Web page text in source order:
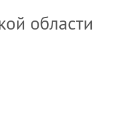
области